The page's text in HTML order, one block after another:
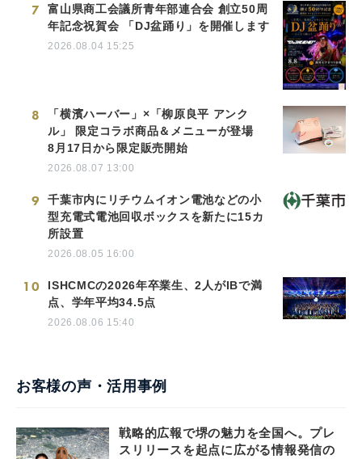
7
富山県商工会議所青年部連合会 創立50周
年記念祝賀会 「DJ盆踊り」を開催します
2026.08.04 15:25
8
「横濱ハーバー」×「柳原良平 アンク
ル」 限定コラボ商品＆メニューが登場
8月17日から限定販売開始
2026.08.07 13:00
9
千葉市内にリチウムイオン電池などの小
型充電式電池回収ボックスを新たに15カ
所設置
2026.08.05 16:00
10
ISHCMCの2026年卒業生、2人がIBで満
点、学年平均34.5点
2026.08.06 15:40
お客様の声・活用事例
戦略的広報で堺の魅力を全国へ。プレ
スリリースを起点に広がる情報発信の